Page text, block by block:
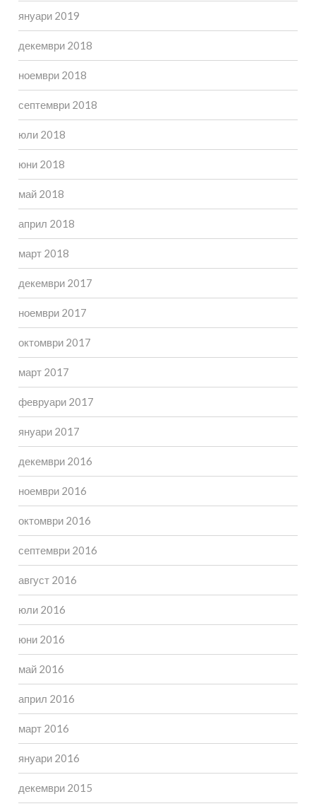
януари 2019
декември 2018
ноември 2018
септември 2018
юли 2018
юни 2018
май 2018
април 2018
март 2018
декември 2017
ноември 2017
октомври 2017
март 2017
февруари 2017
януари 2017
декември 2016
ноември 2016
октомври 2016
септември 2016
август 2016
юли 2016
юни 2016
май 2016
април 2016
март 2016
януари 2016
декември 2015